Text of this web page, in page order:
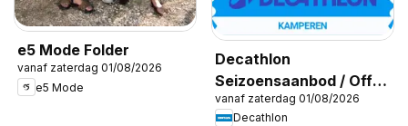
e5 Mode Folder
vanaf zaterdag 01/08/2026
e5 Mode
Decathlon
Seizoensaanbod / Offre
saisonnière
vanaf zaterdag 01/08/2026
Decathlon